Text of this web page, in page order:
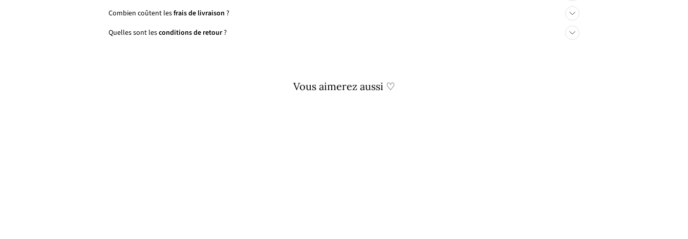
Combien coûtent lesfrais de livraison ?
Quelles sont lesconditions de retour?
Vous aimerez aussi ♡